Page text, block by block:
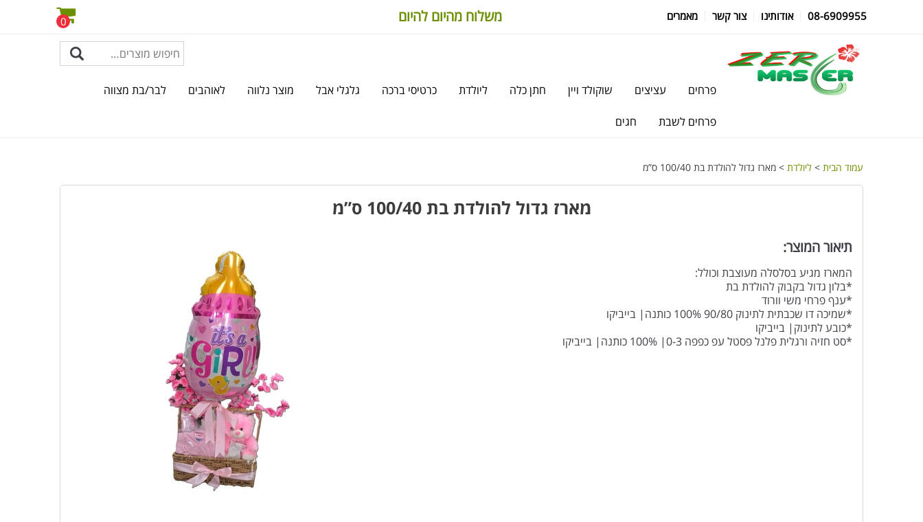
08-6909955 אודותינו צור קשר מאמרים משלוח מהיום להיום 0
פרחים עציצים שוקולד ויין חתן כלה ליולדת כרטיסי ברכה גלגלי אבל מוצר נלווה לאוהבים לבר/בת מצווה
פרחים לשבת חגים
עמוד הבית > ליולדת > מארז גדול להולדת בת 100/40 ס”מ
מארז גדול להולדת בת 100/40 ס”מ
תיאור המוצר:
המארז מגיע בסלסלה מעוצבת וכולל:
*בלון גדול בקבוק להולדת בת
*ענף פרחי משי וורוד
*שמיכה דו שכבתית לתינוק 90/80 100% כותנה| בייביקו
*כובע לתינוק| בייביקו
*סט חזיה ורגלית פלנל פסטל עפ כפפה 0-3| 100% כותנה| בייביקו